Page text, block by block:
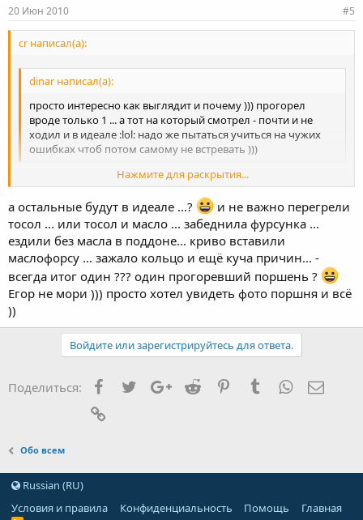
20 Июн 2010 #5
cr написал(а):
dinar написал(а):
просто интересно как выглядит и почему ))) прогорел
вроде только 1 ... а тот на который смотрел - почти и не
ходил и в идеале :lol: надо же пытаться учиться на чужих
ошибках чтоб потом самому не встревать )))
Нажмите для раскрытия...
в любом случае гореть будет только 1 поршень
Нажмите для раскрытия...
а остальные будут в идеале ...?
и не важно перегрели
тосол ... или тосол и масло ... забеднила фурсунка ...
ездили без масла в поддоне... криво вставили
маслофорсу ... зажало кольцо и ещё куча причин... -
всегда итог один ??? один прогоревший поршень ?
Егор не мори ))) просто хотел увидеть фото поршня и всё
))
Войдите или зарегистрируйтесь для ответа.
Поделиться: FacebookTwitterGoogle+
Reddit PinterestTumblrWhatsApp
Обо всем
Russian (RU)
Условия и правила
Конфиденциальность Помощь Главная